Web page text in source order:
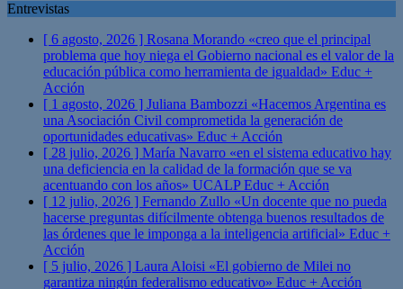
Entrevistas
[ 6 agosto, 2026 ] Rosana Morando «creo que el principal
problema que hoy niega el Gobierno nacional es el valor de la
educación pública como herramienta de igualdad» Educ +
Acción
[ 1 agosto, 2026 ] Juliana Bambozzi «Hacemos Argentina es
una Asociación Civil comprometida la generación de
oportunidades educativas» Educ + Acción
[ 28 julio, 2026 ] María Navarro «en el sistema educativo hay
una deficiencia en la calidad de la formación que se va
acentuando con los años» UCALPEduc + Acción
[ 12 julio, 2026 ] Fernando Zullo «Un docente que no pueda
hacerse preguntas difícilmente obtenga buenos resultados de
las órdenes que le imponga a la inteligencia artificial» Educ +
Acción
[ 5 julio, 2026 ] Laura Aloisi «El gobierno de Milei no
garantiza ningún federalismo educativo» Educ + Acción